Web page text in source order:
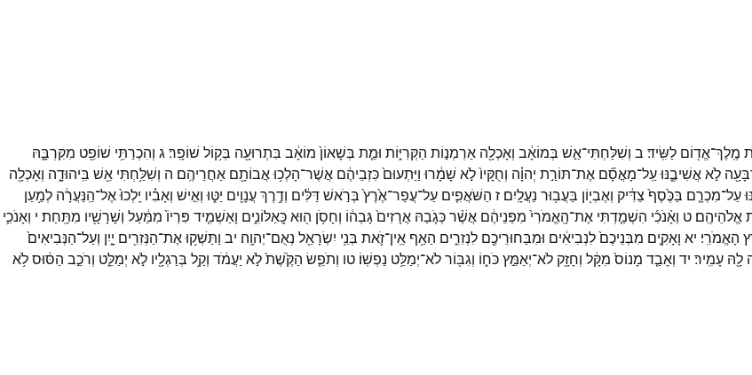
מֶֽלֶךְ־אֱד֖וֹם לַשִּֽׂיד׃ ב וְשִׁלַּחְתִּי־אֵ֣שׁ בְּמוֹאָ֔ב וְאָכְלָ֖ה אַרְמְנ֣וֹת הַקְּרִיּ֑וֹת וּמֵ֤ת בְּשָׁאוֹן֙ מוֹאָ֔ב בִּתְרוּעָ֖ה בְּק֥וֹל שׁוֹפָֽר׃ג וְהִכְרַתִּ֥י שׁוֹפֵ֖ט מִקִּרְבָּ֑הּ
לֹ֣אאֲשִׁיבֶ֑נּוּעַֽל־מָאֳסָ֞ם אֶת־תּוֹרַ֣ת יְהוָ֗ה וְחֻקָּיו֙לֹ֣א שָׁמָ֔רוּ וַיַּתְעוּם֙כִּזְבֵיהֶ֔ם אֲשֶׁר־הָלְכ֥וּאֲבוֹתָ֖ם אַחֲרֵיהֶֽם׃ ה וְשִׁלַּ֥חְתִּי אֵ֖שׁ בִּֽיהוּדָ֑ה וְאָכְלָ֖ה
עַל־מִכְרָ֤ם בַּכֶּ֙סֶף֙ צַדִּ֔יק וְאֶבְי֖וֹן בַּעֲב֥וּר נַעֲלָֽיִם׃ ז הַשֹּׁאֲפִ֤ים עַל־עֲפַר־אֶ֙רֶץ֙ בְּרֹ֣אשׁדַּלִּ֔ים וְדֶ֥רֶךְעֲנָוִ֖ים יַטּ֑וּ וְאִ֣ישׁ וְאָבִ֗יו יֵֽלְכוּ֙אֶל־הַֽנַּעֲרָ֔ה לְמַ֥עַן
אֱלֹהֵיהֶֽם׃ ט וְאָ֨נֹכִ֜י הִשְׁמַ֤דְתִּי אֶת־הָֽאֱמֹרִי֙ מִפְּנֵיהֶ֔ם אֲשֶׁ֨רכְּגֹ֤בַהּ אֲרָזִים֙גָּבְה֔וֹ וְחָסֹ֥ן ה֖וּאכָּֽאַלּוֹנִ֑ים וָאַשְׁמִ֤יד פִּרְיוֹ֙ מִמַּ֔עַל וְשָׁרָשָׁ֖יו מִתָּֽחַת׃ י וְאָנֹכִ֛י
הָאֱמֹרִֽי׃ יא וָאָקִ֤ים מִבְּנֵיכֶם֙לִנְבִיאִ֔ים וּמִבַּחוּרֵיכֶ֖ם לִנְזִרִ֑ים הַאַ֥ף אֵֽין־זֹ֛את בְּנֵ֥י יִשְׂרָאֵ֖ל נְאֻם־יְהוָֽה׃ יב וַתַּשְׁק֥וּאֶת־הַנְּזִרִ֖ים יָ֑יִן וְעַל־הַנְּבִיאִים֙
לָ֖הּ עָמִֽיר׃ יד וְאָבַ֤ד מָנוֹס֙ מִקָּ֔ל וְחָזָ֖ק לֹא־יְאַמֵּ֣ץכֹּח֑וֹ וְגִבּ֖וֹרלֹא־יְמַלֵּ֥ט נַפְשֽׁוֹ׃ טו וְתֹפֵ֤שׂ הַקֶּ֙שֶׁת֙לֹ֣א יַעֲמֹ֔ד וְקַ֥ל בְּרַגְלָ֖יו לֹ֣א יְמַלֵּ֑ט וְרֹכֵ֣ב הַסּ֔וּסלֹ֥א